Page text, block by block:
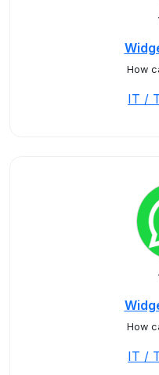
How
IT /
How
IT /